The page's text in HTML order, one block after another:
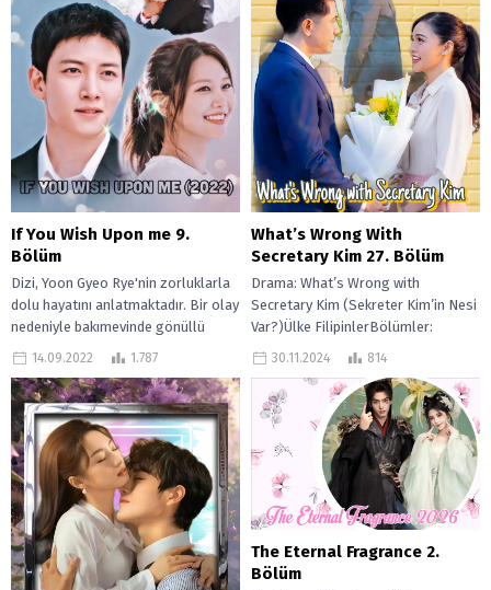
If You Wish Upon me 9.
Bölüm
Dizi, Yoon Gyeo Rye'nin zorluklarla
dolu hayatını anlatmaktadır. Bir olay
nedeniyle bakımevinde gönüllü
olarak çalışmaya başlar ve
bakımevinde çalışırken ölümcül...
14.09.2022 1.787
What’s Wrong With
Secretary Kim 27. Bölüm
Drama: What’s Wrong with
Secretary Kim (Sekreter Kim’in Nesi
Var?)Ülke FilipinlerBölümler:
40Yayınlandı: 18 Mart 2024 – ?
What’s Wrong with...
30.11.2024 814
The Eternal Fragrance 2.
Bölüm